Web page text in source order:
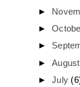
►
►
►
► August
► July